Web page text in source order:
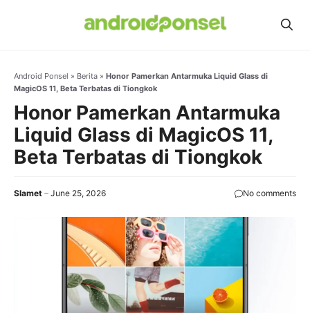
Android Ponsel » Berita » Honor Pamerkan Antarmuka Liquid Glass di
MagicOS 11, Beta Terbatas di Tiongkok
Honor Pamerkan Antarmuka
Liquid Glass di MagicOS 11,
Beta Terbatas di Tiongkok
Slamet June 25, 2026 No comments